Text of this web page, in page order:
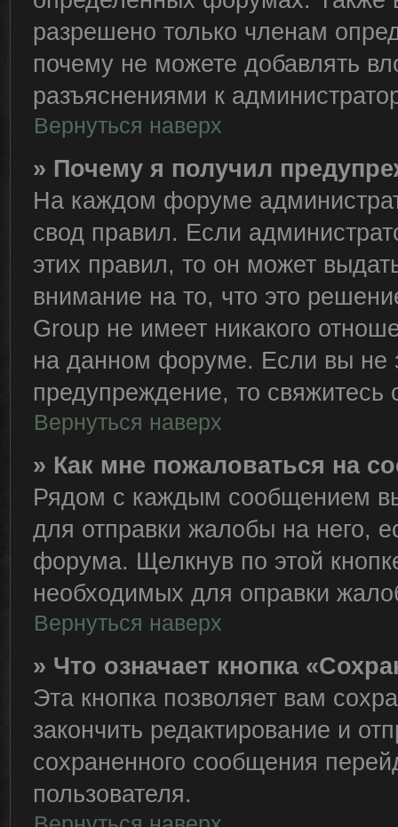
разрешено только членам
почему не можете добавлять
разъяснениями к
Вернуться наверх
» Почему я получил
На каждом форуме
свод правил. Если
этих правил, то он может
внимание на то, что это
Group не имеет никакого
на данном форуме. Если вы не
предупреждение, то
Вернуться наверх
» Как мне пожаловаться на
Рядом с каждым сообщением
для отправки жалобы на него,
форума. Щелкнув по этой
необходимых для оправки
Вернуться наверх
» Что означает кнопка
Эта кнопка позволяет вам
закончить редактирование и
сохраненного сообщения
пользователя.